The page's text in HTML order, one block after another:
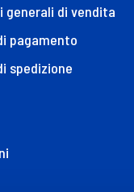
generali di vendita
pagamento
spedizione